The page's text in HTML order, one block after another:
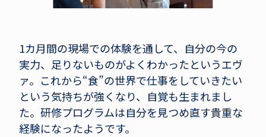
1カ月間の現場での体験を通して、自分の今の
実力、足りないものがよくわかったというエヴ
ァ。これから“食”の世界で仕事をしていきたい
という気持ちが強くなり、自覚も生まれまし
た。研修プログラムは自分を見つめ直す貴重な
経験になったようです。